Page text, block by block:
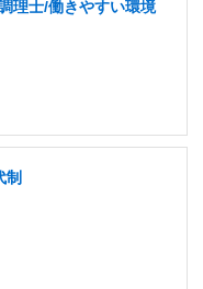
理士/働きやすい環境
制